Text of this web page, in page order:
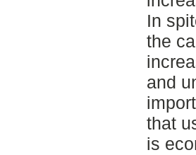
In
the
and
that
is